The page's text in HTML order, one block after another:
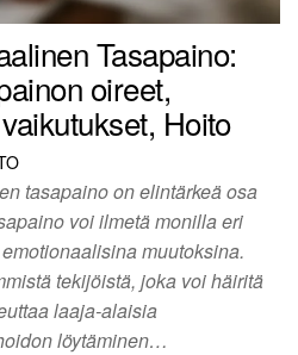
Tasapaino:
oireet,
Hoito
tasapaino on elintärkeä osa
voi ilmetä monilla eri
muutoksina.
tekijöistä, joka voi häiritä
laaja-alaisia
löytäminen…